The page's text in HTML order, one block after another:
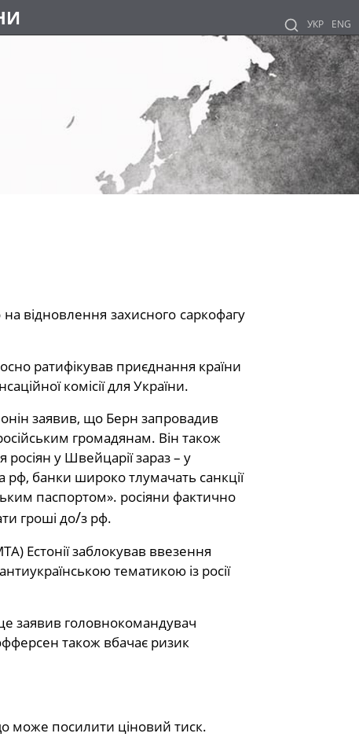
УКР ENG
відновлення захисного саркофагу
ратифікував приєднання країни
комісії для України.
заявив, що Берн запровадив
громадянам. Він також
у Швейцарії зараз – у
рф, банки широко тлумачать санкції
паспортом». росіяни фактично
гроші до/з рф.
Естонії заблокував ввезення
тематикою із росії
заявив головнокомандувач
також вбачає ризик
що може посилити ціновий тиск.